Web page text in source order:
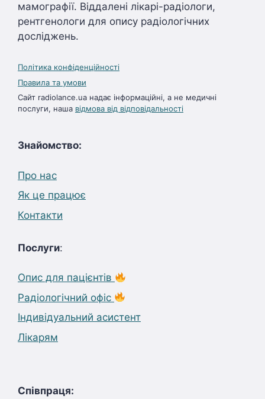
мамографії. Віддалені лікарі-радіологи,
рентгенологи для опису радіологічних
досліджень.
Політика конфіденційності
Правила та умови
Сайт radiolance.ua надає інформаційні, а не медичні
послуги, наша відмова від відповідальності
Знайомство:
Про нас
Як це працює
Контакти
Послуги:
Опис для пацієнтів
Радіологічний офіс
Індивідуальний асистент
Лікарям
Співпраця: